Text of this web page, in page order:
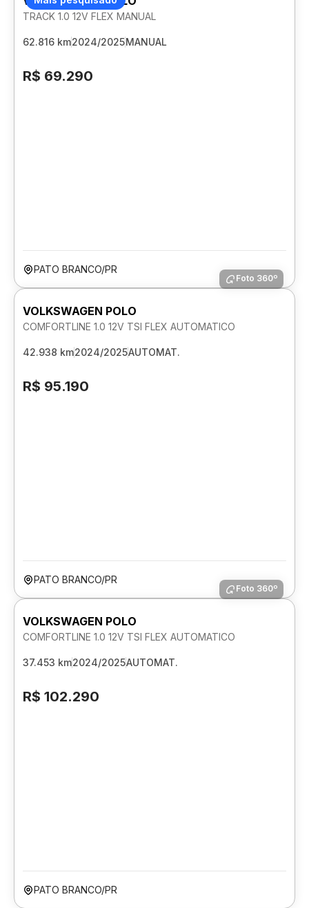
TRACK 1.0 12V FLEX MANUAL
62.816 km2024/2025MANUAL
R$ 69.290
PATO BRANCO/PR
Foto 360º
VOLKSWAGEN POLO
COMFORTLINE 1.0 12V TSI FLEX AUTOMATICO
42.938 km2024/2025AUTOMAT.
R$ 95.190
PATO BRANCO/PR
Foto 360º
VOLKSWAGEN POLO
COMFORTLINE 1.0 12V TSI FLEX AUTOMATICO
37.453 km2024/2025AUTOMAT.
R$ 102.290
PATO BRANCO/PR